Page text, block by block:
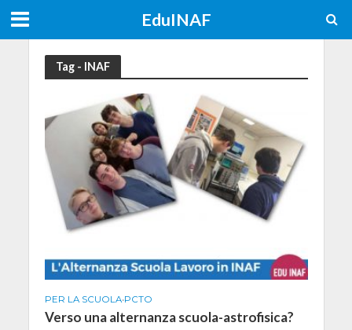
EduINAF
Tag - INAF
PER LA SCUOLA•PCTO
Verso una alternanza scuola-astrofisica?